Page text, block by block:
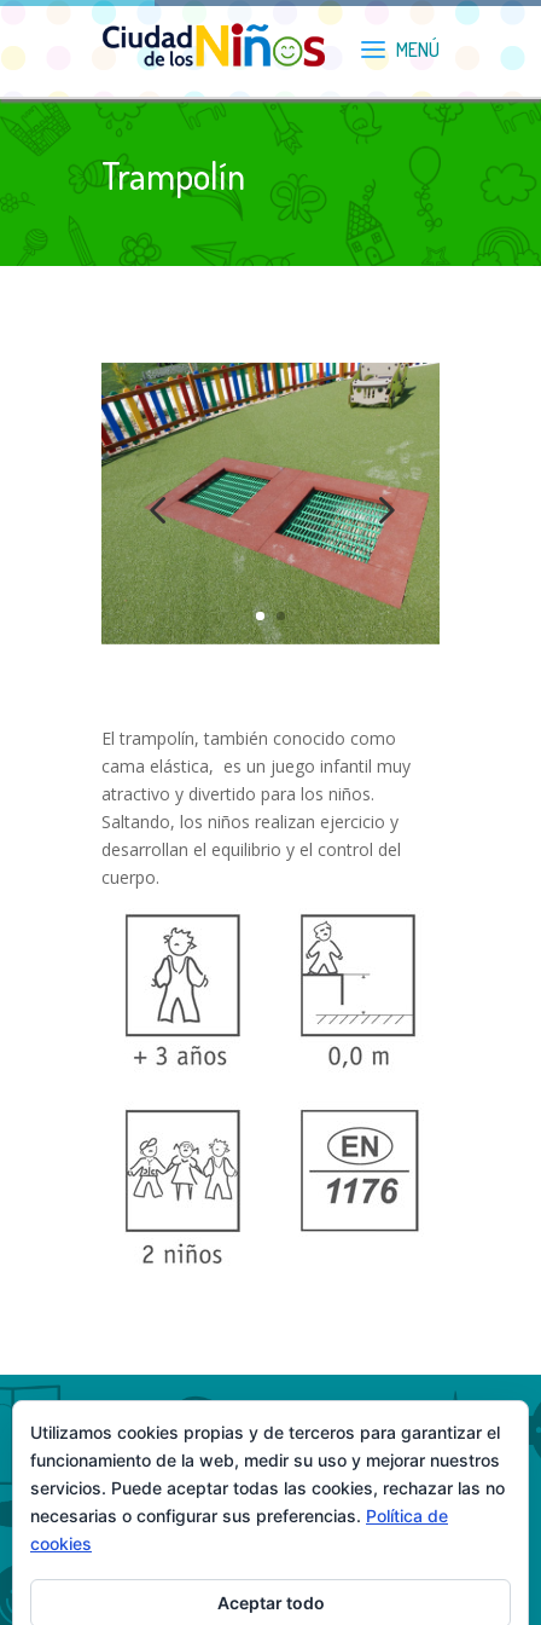
Trampolín
El trampolín, también conocido como
cama elástica, es un juego infantil muy
atractivo y divertido para los niños.
Saltando, los niños realizan ejercicio y
desarrollan el equilibrio y el control del
cuerpo.
Utilizamos cookies propias y de terceros para garantizar el
funcionamiento de la web, medir su uso y mejorar nuestros
servicios. Puede aceptar todas las cookies, rechazar las no
necesarias o configurar sus preferencias. Política de
cookies
Aceptar todo